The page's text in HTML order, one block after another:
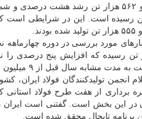
و ۴۶۸ هزار تن به ۱۰ میلیون و ۵۸۱ هزار تن در چهار ماهه ابتدایی سالجاری رسیده است.
انجمن تولیدکنندگان فولاد ایران،